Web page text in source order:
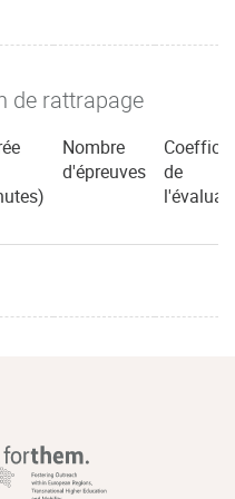
de rattrapage
Nombre
d'épreuves
de